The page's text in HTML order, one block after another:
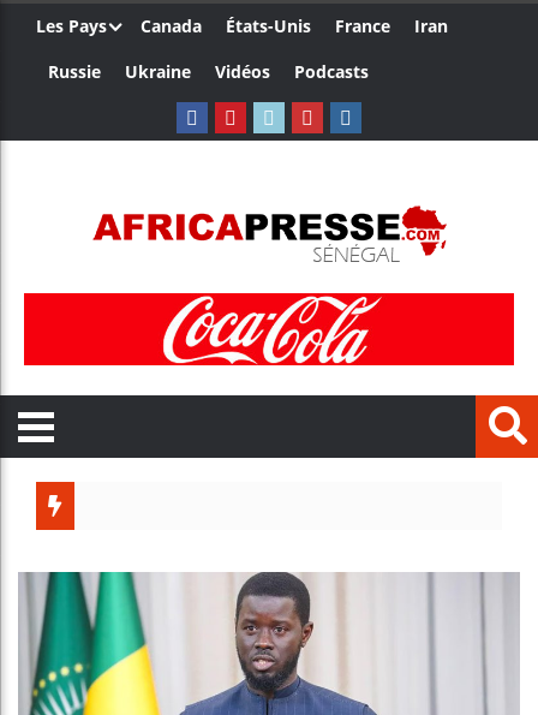
Les Pays Canada États-Unis France
Iran
Russie
Ukraine Vidéos Podcasts